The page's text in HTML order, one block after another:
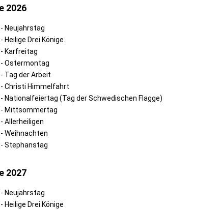
2026
Neujahrstag
Heilige Drei Könige
Karfreitag
Ostermontag
Tag der Arbeit
- Christi Himmelfahrt
Nationalfeiertag (Tag der Schwedischen Flagge)
- Mittsommertag
Allerheiligen
Weihnachten
- Stephanstag
2027
Neujahrstag
Heilige Drei Könige